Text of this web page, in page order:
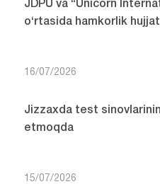
JDPU va “Unicorn
o‘rtasida hamkorlik
16/07/2026
Jizzaxda test
etmoqda
15/07/2026